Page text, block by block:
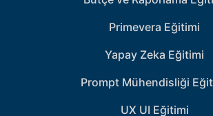
Primevera Eğitimi
Yapay Zeka Eğitimi
Prompt Mühendisliği
UX UI Eğitimi